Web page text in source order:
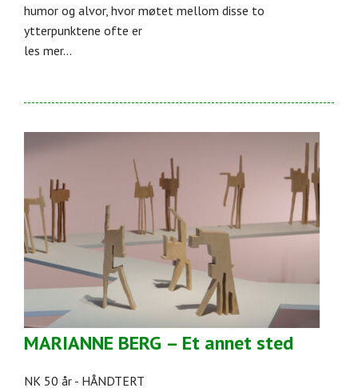
humor og alvor, hvor møtet mellom disse to
ytterpunktene ofte er
les mer...
MARIANNE BERG – Et annet sted
NK 50 år - HÅNDTERT